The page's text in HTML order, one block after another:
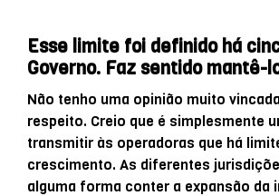
Esse limite foi definido há
Governo. Faz sentido mantê-
Não tenho uma opinião muito
respeito. Creio que é simplesmente
transmitir às operadoras que há
crescimento. As diferentes
alguma forma conter a expansão da